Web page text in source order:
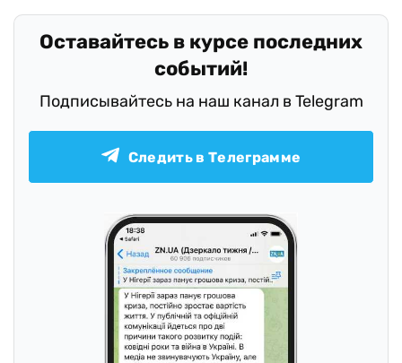
Оставайтесь в курсе последних
событий!
Подписывайтесь на наш канал в Telegram
Следить в Телеграмме